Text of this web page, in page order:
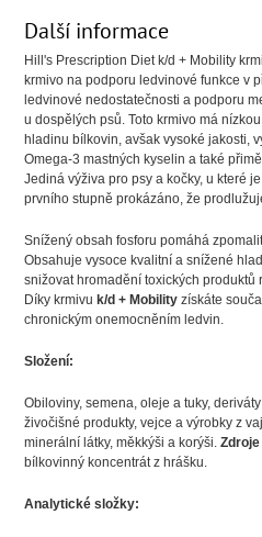
Další informace
Hill's Prescription Diet k/d + Mobility
krmivo na podporu ledvinové funkce v
ledvinové nedostatečnosti a podporu
u dospělých psů. Toto krmivo má
hladinu bílkovin, avšak vysoké jakosti,
Omega-3 mastných kyselin a také
Jediná výživa pro psy a kočky, u které
prvního stupně prokázáno, že
Snížený obsah fosforu pomáhá
Obsahuje vysoce kvalitní a snížené
snižovat hromadění toxických produktů
Díky krmivu k/d + Mobility získáte
chronickým onemocněním ledvin.
Složení:
Obiloviny, semena, oleje a tuky,
živočišné produkty, vejce a výrobky z
minerální látky, měkkýši a korýši.
bílkovinný koncentrát z hrášku.
Analytické složky: